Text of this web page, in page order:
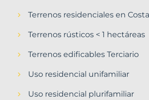
Terrenos residenciales en Costa
Terrenos rústicos < 1 hectáreas
Terrenos edificables Terciario
Uso residencial unifamiliar
Uso residencial plurifamiliar